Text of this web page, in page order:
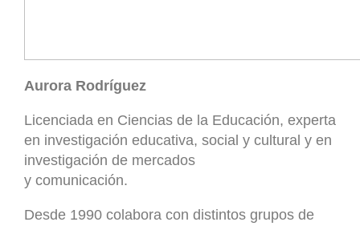
Aurora Rodríguez
Licenciada en Ciencias de la Educación, experta
en investigación educativa, social y cultural y en
investigación de mercados
y comunicación.
Desde 1990 colabora con distintos grupos de